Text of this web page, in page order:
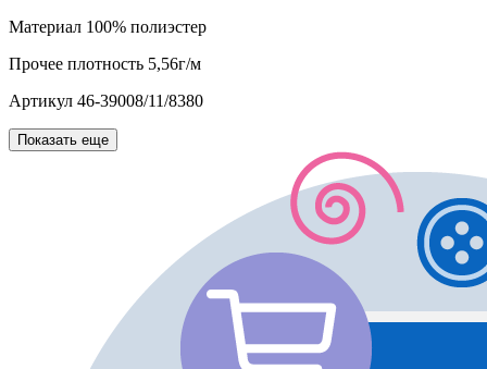
Материал 100% полиэстер
Прочее плотность 5,56г/м
Артикул 46-39008/11/8380
Показать еще